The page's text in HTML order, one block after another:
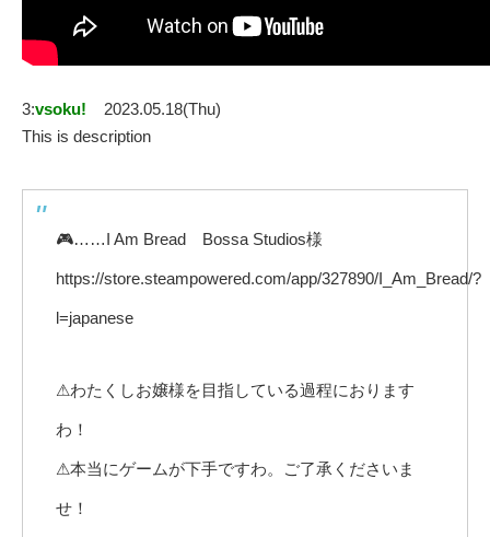
3:vsoku!
2023.05.18(Thu)
This is description
🎮……I Am Bread Bossa Studios様
https://store.steampowered.com/app/327890/I_Am_Bread/?
l=japanese
⚠わたくしお嬢様を目指している過程におります
わ！
⚠本当にゲームが下手ですわ。ご了承くださいま
せ！